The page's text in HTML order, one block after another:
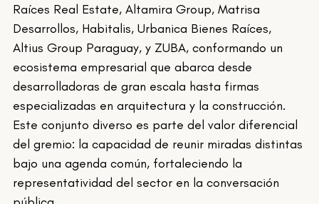
Raíces Real Estate, Altamira Group, Matrisa
Desarrollos, Habitalis, Urbanica Bienes Raíces,
Altius Group Paraguay, y ZUBA, conformando un
ecosistema empresarial que abarca desde
desarrolladoras de gran escala hasta firmas
especializadas en arquitectura y la construcción.
Este conjunto diverso es parte del valor diferencial
del gremio: la capacidad de reunir miradas distintas
bajo una agenda común, fortaleciendo la
representatividad del sector en la conversación